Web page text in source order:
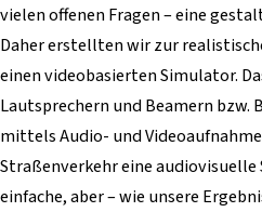
vielen offenen Fragen – eine
Daher erstellten wir zur
einen videobasierten Simulator.
Lautsprechern und Beamern bzw.
mittels Audio- und
Straßenverkehr eine
einfache, aber – wie unsere